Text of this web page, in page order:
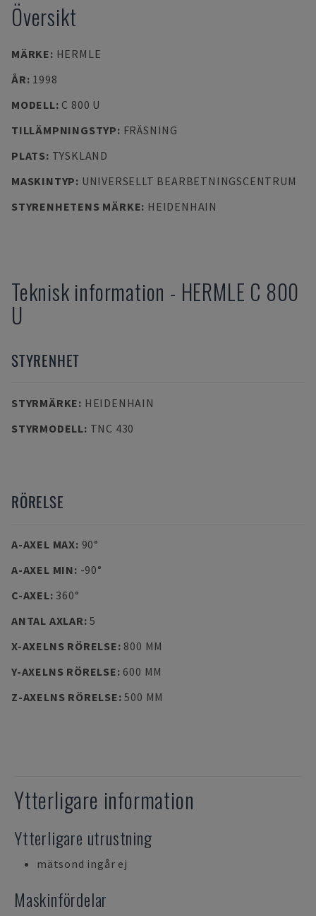
Översikt
MÄRKE: HERMLE
ÅR: 1998
MODELL: C 800 U
TILLÄMPNINGSTYP: FRÄSNING
PLATS: TYSKLAND
MASKINTYP: UNIVERSELLT BEARBETNINGSCENTRUM
STYRENHETENS MÄRKE: HEIDENHAIN
Teknisk information - HERMLE C 800
U
STYRENHET
STYRMÄRKE: HEIDENHAIN
STYRMODELL: TNC 430
RÖRELSE
A-AXEL MAX: 90°
A-AXEL MIN: -90°
C-AXEL: 360°
ANTAL AXLAR:5
X-AXELNS RÖRELSE: 800 MM
Y-AXELNS RÖRELSE: 600 MM
Z-AXELNS RÖRELSE:500 MM
Ytterligare information
Ytterligare utrustning
mätsond ingår ej
Maskinfördelar